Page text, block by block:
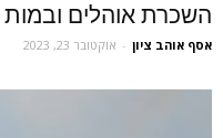
השכרת אוהלים ובמות
אסף אוהב ציון - אוקטובר 23, 2023